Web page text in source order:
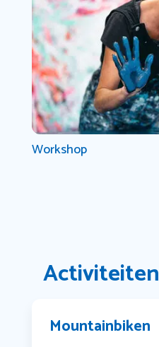
Workshop
Activiteiten
Mountainbiken